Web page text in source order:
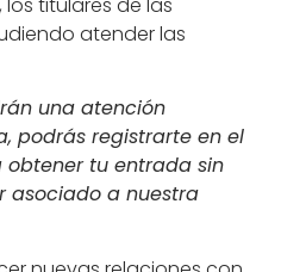
atender las
una atención
podrás registrarte en el
tu entrada sin
asociado a nuestra